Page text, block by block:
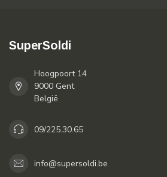
SuperSoldi
Hoogpoort 14
9000 Gent
België
09/225.30.65
info@supersoldi.be